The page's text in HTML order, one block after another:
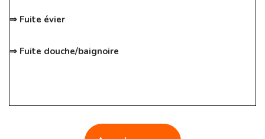
⇒ Fuite évier
⇒ Fuite douche/baignoire